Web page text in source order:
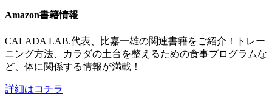
Amazon書籍情報
CALADA LAB.代表、比嘉一雄の関連書籍をご紹介！トレー
ニング方法、カラダの土台を整えるための食事プログラムな
ど、体に関係する情報が満載！
詳細はコチラ